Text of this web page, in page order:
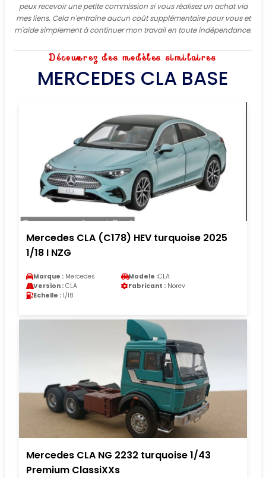
peux recevoir une petite commission si vous réalisez un achat via
mes liens. Cela n'entraîne aucun coût supplémentaire pour vous et
m'aide simplement à continuer mon travail en toute indépendance.
Découvrez des modèles similaires
MERCEDES CLA BASE
Mercedes CLA (C178) HEV turquoise 2025
1/18 I NZG
Marque : Mercedes Modele :CLA
Version : CLA Fabricant : Norev
Echelle : 1/18
Mercedes CLA NG 2232 turquoise 1/43
Premium ClassiXXs